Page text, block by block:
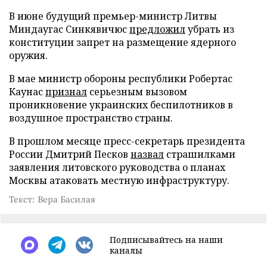
В июне будущий премьер-министр Литвы
Миндаугас Синкявичюспредложилубрать из
конституции запрет на размещение ядерного
оружия.
В мае министр обороны республики Робертас
Каунаспризнал серьезным вызовом
проникновение украинских беспилотников в
воздушное пространство страны.
В прошлом месяце пресс-секретарь президента
России Дмитрий Песков назвал страшилками
заявления литовского руководства о планах
Москвы атаковать местную инфраструктуру.
Текст: Вера Басилая
Подписывайтесь на наши
каналы